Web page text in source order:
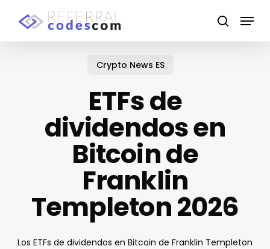
search
Menu
Crypto News ES
ETFs de
dividendos en
Bitcoin de
Franklin
Templeton 2026
Los ETFs de dividendos en Bitcoin de Franklin Templeton